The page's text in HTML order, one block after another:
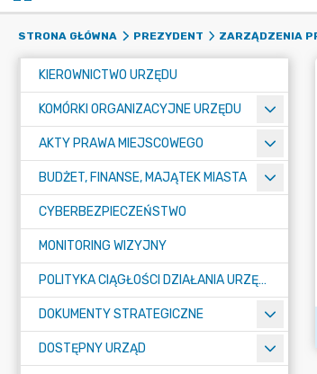
STRONA GŁÓWNA PREZYDENT ZARZĄDZENIA
KIEROWNICTWO URZĘDU
KOMÓRKI ORGANIZACYJNE URZĘDU
AKTY PRAWA MIEJSCOWEGO
BUDŻET, FINANSE, MAJĄTEK MIASTA
CYBERBEZPIECZEŃSTWO
MONITORING WIZYJNY
POLITYKA CIĄGŁOŚCI DZIAŁANIA URZĘDU MIASTA ŻORY
DOKUMENTY STRATEGICZNE
DOSTĘPNY URZĄD